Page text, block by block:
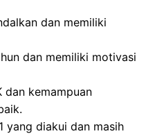
dan memiliki
dan memiliki motivasi
dan kemampuan
yang diakui dan masih